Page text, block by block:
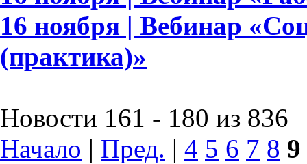
16 ноября | Вебинар
(практика)»
Новости 161 - 180 из 836
Начало | Пред. | 4 5 6 7 8 9